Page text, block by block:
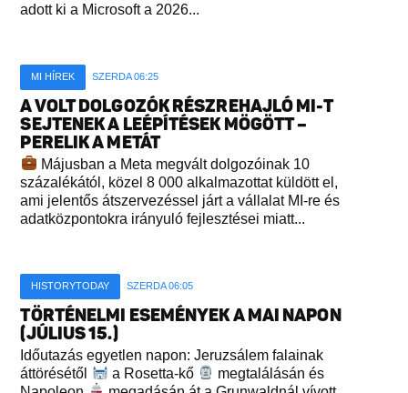
adott ki a Microsoft a 2026...
MI HÍREK SZERDA 06:25
A VOLT DOLGOZÓK RÉSZREHAJLÓ MI-T
SEJTENEK A LEÉPÍTÉSEK MÖGÖTT –
PERELIK A METÁT
Májusban a Meta megvált dolgozóinak 10
százalékától, közel 8 000 alkalmazottat küldött el,
ami jelentős átszervezéssel járt a vállalat MI-re és
adatközpontokra irányuló fejlesztései miatt...
HISTORYTODAY SZERDA 06:05
TÖRTÉNELMI ESEMÉNYEK A MAI NAPON
(JÚLIUS 15.)
Időutazás egyetlen napon: Jeruzsálem falainak
áttörésétől
a Rosetta-kő
megtalálásán és